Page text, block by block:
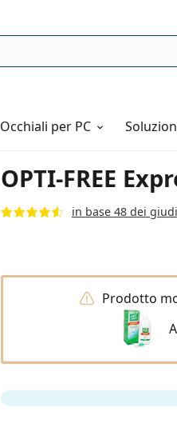
Occhiali per PC
OPTI-FREE
in base 48 dei
Prodotto